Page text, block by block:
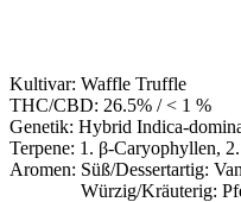
Kultivar: Waffle Truffle
THC/CBD: 26.5% / < 1 %
Genetik: Hybrid Indica-
Terpene: 1. β-Caryophyllen,
Aromen: Süß/Dessertartig:
Würzig/Kräuterig: